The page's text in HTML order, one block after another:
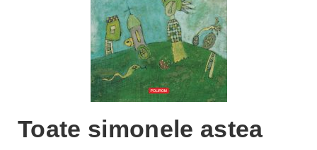
Toate simonele astea